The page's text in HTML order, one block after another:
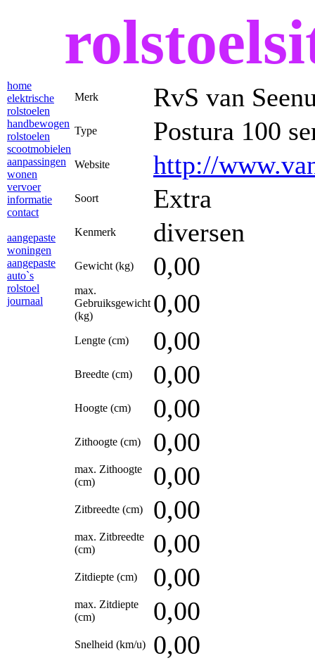
home
elektrische
rolstoelen
handbewogen
rolstoelen
scootmobielen
aanpassingen
wonen
vervoer
informatie
contact
aangepaste
woningen
aangepaste
auto`s
rolstoel
journaal
Merk RvS van
Type Postura 100
Website http://
Soort Extra
Kenmerk diversen
Gewicht (kg) 0,00
max.
Gebruiksgewicht
(kg)
0,00
Lengte (cm) 0,00
Breedte (cm) 0,00
Hoogte (cm) 0,00
Zithoogte (cm) 0,00
max. Zithoogte
(cm)
0,00
Zitbreedte (cm) 0,00
max. Zitbreedte
(cm)
0,00
Zitdiepte (cm) 0,00
max. Zitdiepte
(cm)
0,00
Snelheid (km/u) 0,00